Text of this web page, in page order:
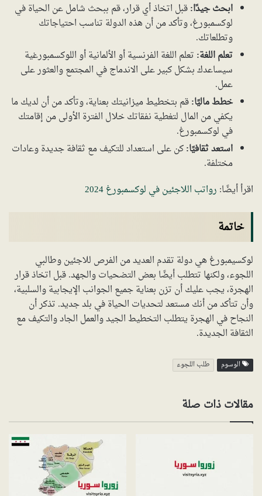
ابحث جيدًا:قبل اتخاذ أي قرار، قم ببحث شامل عن الحياة في
لوكسمبورغ، وتأكد من أن هذه الدولة تناسب احتياجاتك
وتطلعاتك.
تعلم اللغة: تعلم اللغة الفرنسية أو الألمانية أو اللوكسمبورغية
سيساعدك بشكل كبير على الاندماج في المجتمع والعثور على
عمل.
خطط ماليًا:قم بتخطيط ميزانيتك بعناية، وتأكد من أن لديك ما
يكفي من المال لتغطية نفقاتك خلال الفترة الأولى من إقامتك
في لوكسمبورغ.
استعد ثقافيًا:كن على استعداد للتكيف مع ثقافة جديدة وعادات
مختلفة.
اقرأ أيضًا: رواتب اللاجئين في لوكسمبورغ 2024
خاتمة
لوكسيمبورغ هي دولة تقدم العديد من الفرص للاجئين وطالبي
اللجوء، ولكنها تتطلب أيضًا بعض التضحيات والجهد. قبل اتخاذ قرار
الهجرة، يجب عليك أن تزن بعناية جميع الجوانب الإيجابية والسلبية،
وأن تتأكد من أنك مستعد لتحديات الحياة في بلد جديد. تذكر أن
النجاح في الهجرة يتطلب التخطيط الجيد والعمل الجاد والتكيف مع
الثقافة الجديدة.
الوسوم طلب اللجوء
مقالات ذات صلة